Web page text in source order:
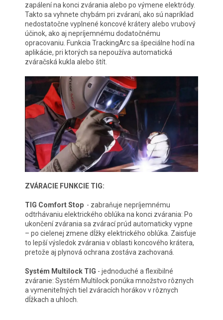
zapálení na konci zvárania alebo po výmene elektródy.
Takto sa vyhnete chybám pri zváraní, ako sú napríklad
nedostatočne vyplnené koncové krátery alebo vrubový
účinok, ako aj nepríjemnému dodatočnému
opracovaniu. Funkcia TrackingArc sa špeciálne hodí na
aplikácie, pri ktorých sa nepoužíva automatická
zváračská kukla alebo štít.
ZVÁRACIE FUNKCIE TIG:
TIG Comfort Stop - zabraňuje nepríjemnému
odtrhávaniu elektrického oblúka na konci zvárania: Po
ukončení zvárania sa zvárací prúd automaticky vypne
– po cielenej zmene dĺžky elektrického oblúka. Zaisťuje
to lepší výsledok zvárania v oblasti koncového krátera,
pretože aj plynová ochrana zostáva zachovaná.
Systém Multilock TIG - jednoduché a flexibilné
zváranie: Systém Multilock ponúka množstvo rôznych
a vymeniteľných tiel zváracích horákov v rôznych
dĺžkach a uhloch.